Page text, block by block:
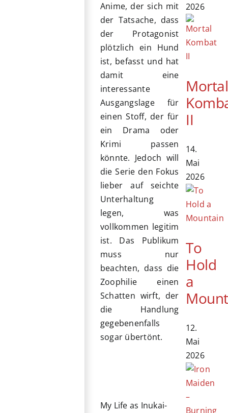
Anime, der sich mit
der Tatsache, dass
der Protagonist
plötzlich ein Hund
ist, befasst und hat
damit eine
interessante
Ausgangslage für
einen Stoff, der für
ein Drama oder
Krimi passen
könnte. Jedoch will
die Serie den Fokus
lieber auf seichte
Unterhaltung
legen, was
vollkommen legitim
ist. Das Publikum
muss nur
beachten, dass die
Zoophilie einen
Schatten wirft, der
die Handlung
gegebenenfalls
sogar übertönt.
My Life as Inukai-
2026
Mortal
II
14.
Mai
2026
To
Hold
a
12.
Mai
2026